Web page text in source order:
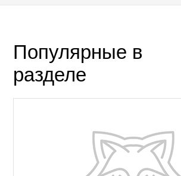
Популярные в
разделе